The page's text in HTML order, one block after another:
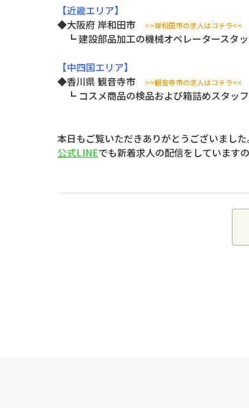
【近畿エリア】
◆大阪府 岸和田市
>>岸和田市の求人はコチラ<<
┗ 建設部品加工の機械オペレータースタ
【中四国エリア】
◆香川県 観音寺市
>>観音寺市の求人はコチラ<<
┗ コスメ商品の検品および箱詰めスタッ
本日もご覧いただきありがとうございました
公式LINEでも新着求人の配信をしています